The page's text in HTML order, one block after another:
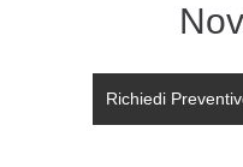
Richiedi